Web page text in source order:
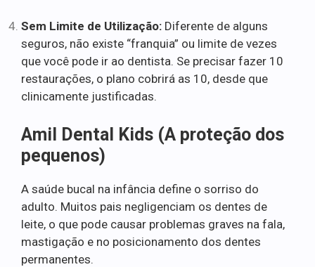
Sem Limite de Utilização: Diferente de alguns
seguros, não existe “franquia” ou limite de vezes
que você pode ir ao dentista. Se precisar fazer 10
restaurações, o plano cobrirá as 10, desde que
clinicamente justificadas.
Amil Dental Kids (A proteção dos
pequenos)
A saúde bucal na infância define o sorriso do
adulto. Muitos pais negligenciam os dentes de
leite, o que pode causar problemas graves na fala,
mastigação e no posicionamento dos dentes
permanentes.